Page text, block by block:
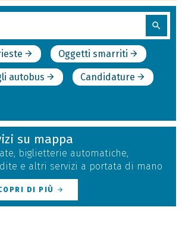
search
arrow_forward Oggetti smarriti arrow_forward
autobus arrow_forward Candidature arrow_forward
su mappa
biglietterie automatiche,
e altri servizi a portata di mano
DI PIÙ arrow_forward